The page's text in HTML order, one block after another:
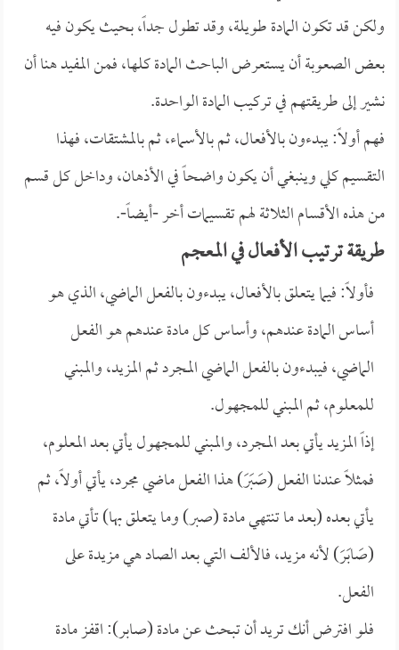
ولكن قد تكون المادة طويلة، وقد تطول جداً، بحيث يكون فيه
بعض الصعوبة أن يستعرض الباحث المادة كلها، فمن المفيد هنا أن
نشير إلى طريقتهم في تركيب المادة الواحدة.
فهم أولاً: يبدءون بالأفعال، ثم بالأسماء، ثم بالمشتقات، فهذا
التقسيم كلي وينبغي أن يكون واضحاً في الأذهان، وداخل كل قسم
من هذه الأقسام الثلاثة لهم تقسيمات أخر -أيضاً-.
طريقة ترتيب الأفعال في المعجم
فأولاً: فيما يتعلق بالأفعال، يبدءون بالفعل الماضي، الذي هو
أساس المادة عندهم، وأساس كل مادة عندهم هو الفعل
الماضي، فيبدءون بالفعل الماضي المجرد ثم المزيد، والمبني
للمعلوم، ثم المبني للمجهول.
إذاً المزيد يأتي بعد المجرد، والمبني للمجهول يأتي بعد المعلوم،
فمثلاً عندنا الفعل (صَبَرَ) هذا الفعل ماضي مجرد، يأتي أولاً، ثم
يأتي بعده (بعد ما تنتهي مادة (صبر) وما يتعلق بها) تأتي مادة
(صَابَرَ) لأنه مزيد، فالألف التي بعد الصاد هي مزيدة على
الفعل.
فلو افترض أنك تريد أن تبحث عن مادة (صابر): اقفز مادة